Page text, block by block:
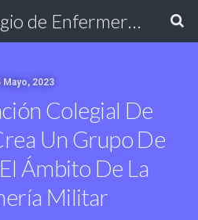
Excmo. Colegio de Enfermería de Cádiz
Mayo, 2023
Colegial De
Un Grupo De
Ámbito De La
Militar